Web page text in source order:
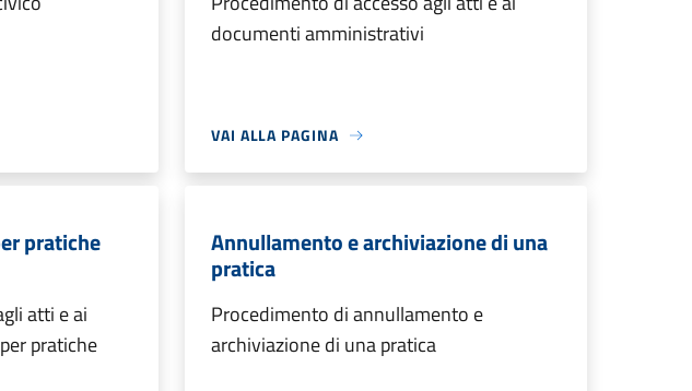
documenti amministrativi
VAI ALLA PAGINA
pratiche
atti e ai
pratiche
Annullamento e archiviazione di una
pratica
Procedimento di annullamento e
archiviazione di una pratica